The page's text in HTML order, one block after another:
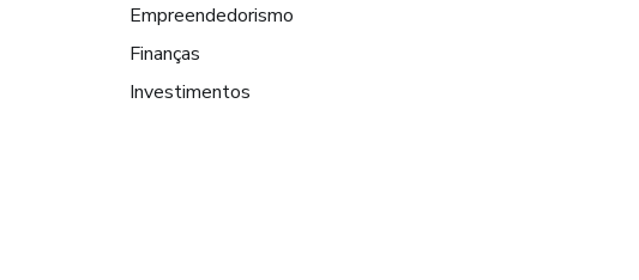
Empreendedorismo
Finanças
Investimentos